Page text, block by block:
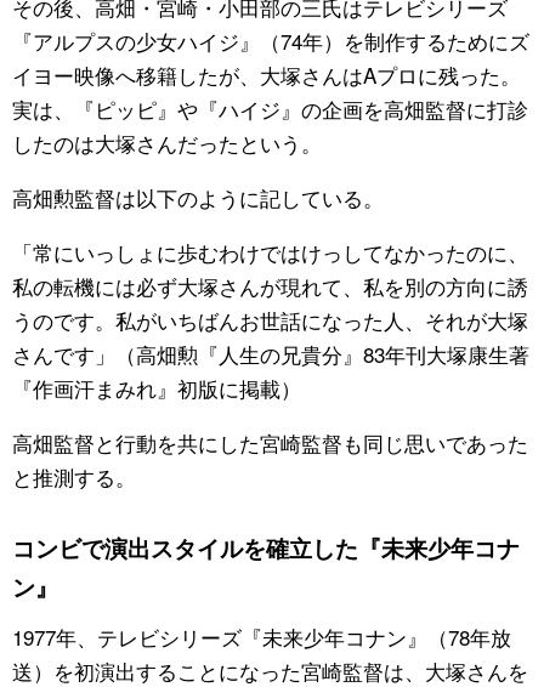
その後、高畑・宮崎・小田部の三氏はテレビシリーズ
『アルプスの少女ハイジ』（74年）を制作するためにズ
イヨー映像へ移籍したが、大塚さんはAプロに残った。
実は、『ピッピ』や『ハイジ』の企画を高畑監督に打診
したのは大塚さんだったという。
高畑勲監督は以下のように記している。
「常にいっしょに歩むわけではけっしてなかったのに、
私の転機には必ず大塚さんが現れて、私を別の方向に誘
うのです。私がいちばんお世話になった人、それが大塚
さんです」（高畑勲『人生の兄貴分』83年刊大塚康生著
『作画汗まみれ』初版に掲載）
高畑監督と行動を共にした宮崎監督も同じ思いであった
と推測する。
コンビで演出スタイルを確立した『未来少年コナ
ン』
1977年、テレビシリーズ『未来少年コナン』（78年放
送）を初演出することになった宮崎監督は、大塚さんを